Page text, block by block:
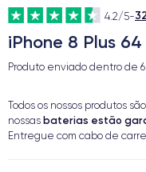
4.2/5-
iPhone 8 Plus
Produto enviado dentro de
Todos os nossos produtos são
nossas baterias estão
Entregue com cabo de